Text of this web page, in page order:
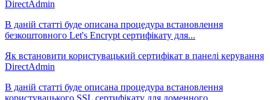
DirectAdmin
В даній статті буде описана процедура встановлення
безкоштовного Let's Encrypt сертифікату для...
Як встановити користувацький сертифікат в панелі керування
DirectAdmin
В даній статті буде описана процедура встановлення